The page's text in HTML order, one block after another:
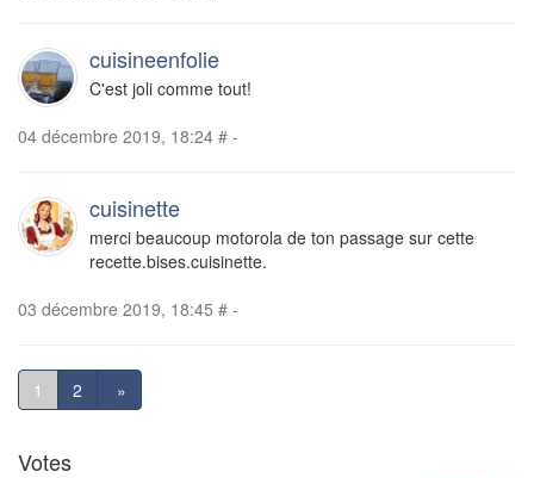
cuisineenfolie
C'est joli comme tout!
04 décembre 2019, 18:24 # -
cuisinette
merci beaucoup motorola de ton passage sur cette
recette.bises.cuisinette.
03 décembre 2019, 18:45 # -
1 2 »
Votes